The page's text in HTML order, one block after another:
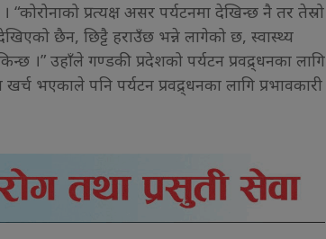
प्रत्यक्ष असर पर्यटनमा देखिन्छ नै तर तेस्रो
छैन, छिट्टै हराउँछ भन्ने लागेको छ, स्वास्थ्य
।” उहाँले गण्डकी प्रदेशको पर्यटन प्रवद्र्धनका लागि
भएकाले पनि पर्यटन प्रवद्र्धनका लागि प्रभावकारी